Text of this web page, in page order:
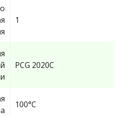
1
PCG 2020C
100°C